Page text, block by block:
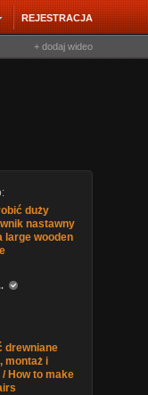
REJESTRACJA
+ dodaj wideo
duży
nastawny
large wooden
drewniane
montaż i
How to make